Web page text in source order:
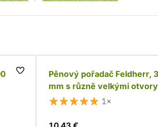
Pěnový pořadač Feldherr,
mm s různě velkými
dnem
1×